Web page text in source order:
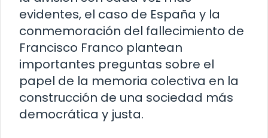
evidentes, el caso de España y la
conmemoración del fallecimiento de
Francisco Franco plantean
importantes preguntas sobre el
papel de la memoria colectiva en la
construcción de una sociedad más
democrática y justa.